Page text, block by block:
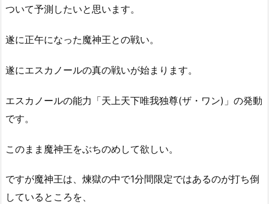
ついて予測したいと思います。
遂に正午になった魔神王との戦い。
遂にエスカノールの真の戦いが始まります。
エスカノールの能力「天上天下唯我独尊(ザ・ワン)」の発動
です。
このまま魔神王をぶちのめして欲しい。
ですが魔神王は、煉獄の中で1分間限定ではあるのが打ち倒
しているところを、